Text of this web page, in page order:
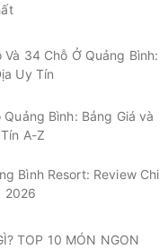
34 Chỗ Ở Quảng Bình:
Uy Tín
Bình: Bảng Giá và
A-Z
Bình Resort: Review Chi
2026
TOP 10 MÓN NGON